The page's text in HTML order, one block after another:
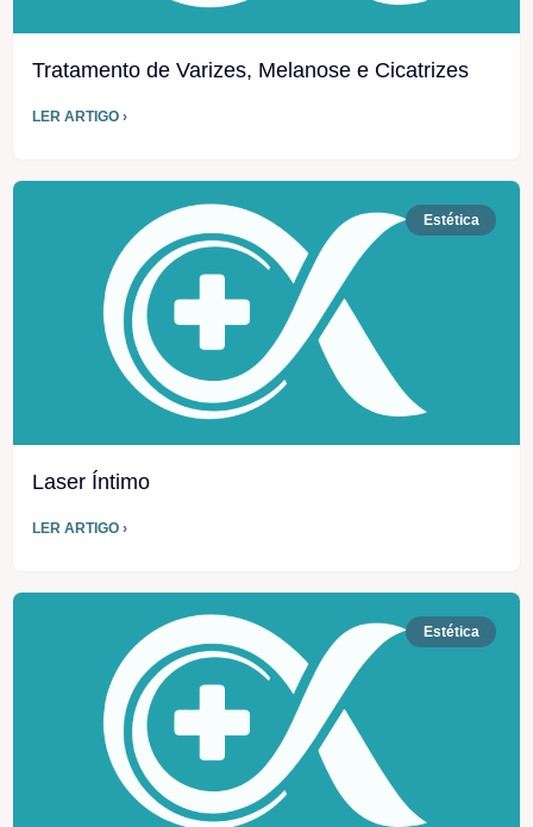
Tratamento de Varizes, Melanose e Cicatrizes
LER ARTIGO ›
Estética
Laser Íntimo
LER ARTIGO ›
Estética